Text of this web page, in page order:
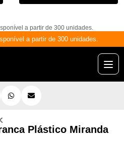
a partir de 300 unidades.
a partir de 300 unidades.
BRANCA PLÁSTICO MIRANDA
Plástico Miranda